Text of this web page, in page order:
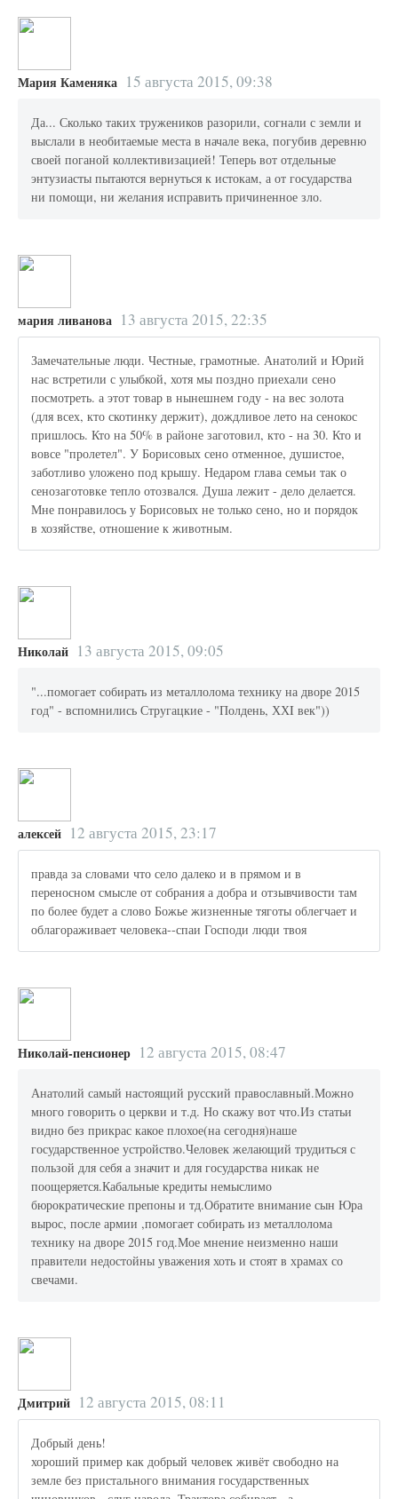
Мария Каменяка 15 августа 2015, 09:38
Да... Сколько таких тружеников разорили, согнали с земли и
выслали в необитаемые места в начале века, погубив деревню
своей поганой коллективизацией! Теперь вот отдельные
энтузиасты пытаются вернуться к истокам, а от государства
ни помощи, ни желания исправить причиненное зло.
мария ливанова 13 августа 2015, 22:35
Замечательные люди. Честные, грамотные. Анатолий и Юрий
нас встретили с улыбкой, хотя мы поздно приехали сено
посмотреть. а этот товар в нынешнем году - на вес золота
(для всех, кто скотинку держит), дождливое лето на сенокос
пришлось. Кто на 50% в районе заготовил, кто - на 30. Кто и
вовсе "пролетел". У Борисовых сено отменное, душистое,
заботливо уложено под крышу. Недаром глава семьи так о
сенозаготовке тепло отозвался. Душа лежит - дело делается.
Мне понравилось у Борисовых не только сено, но и порядок
в хозяйстве, отношение к животным.
Николай 13 августа 2015, 09:05
"...помогает собирать из металлолома технику на дворе 2015
год" - вспомнились Стругацкие - "Полдень, ХХI век"))
алексей 12 августа 2015, 23:17
правда за словами что село далеко и в прямом и в
переносном смысле от собрания а добра и отзывчивости там
по более будет а слово Божье жизненные тяготы облегчает и
облагораживает человека--спаи Господи люди твоя
Николай-пенсионер 12 августа 2015, 08:47
Анатолий самый настоящий русский православный.Можно
много говорить о церкви и т.д. Но скажу вот что.Из статьи
видно без прикрас какое плохое(на сегодня)наше
государственное устройство.Человек желающий трудиться с
пользой для себя а значит и для государства никак не
поощеряется.Кабальные кредиты немыслимо
бюрократические препоны и тд.Обратите внимание сын Юра
вырос, после армии ,помогает собирать из металлолома
технику на дворе 2015 год.Мое мнение неизменно наши
правители недостойны уважения хоть и стоят в храмах со
свечами.
Дмитрий 12 августа 2015, 08:11
Добрый день!
хороший пример как добрый человек живёт свободно на
земле без пристального внимания государственных